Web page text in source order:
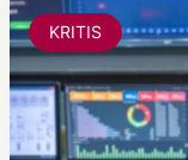
KRITIS